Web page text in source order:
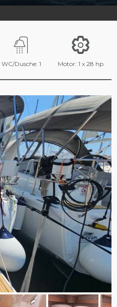
WC/Dusche: 1 Motor: 1 x 28 hp